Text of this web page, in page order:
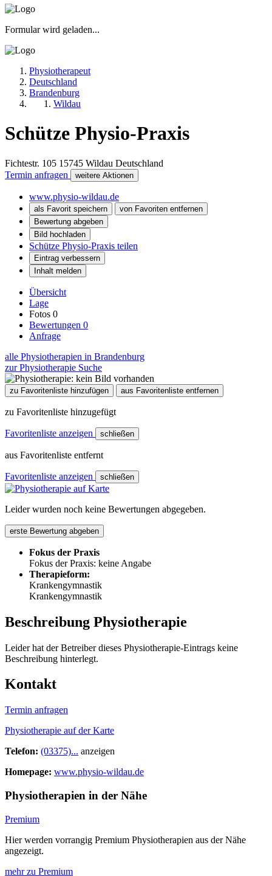
Formular wird geladen...
Physiotherapeut
Deutschland
Brandenburg
Wildau
Schütze Physio-Praxis
Fichtestr. 105 15745 Wildau Deutschland
Termin anfragen
weitere Aktionen
www.physio-wildau.de
als Favorit speichern
von Favoriten entfernen
Bewertung abgeben
Bild hochladen
Schütze Physio-Praxis teilen
Eintrag verbessern
Inhalt melden
Übersicht
Lage
Fotos 0
Bewertungen 0
Anfrage
alle Physiotherapien in Brandenburg
zur Physiotherapie Suche
zu Favoritenliste hinzufügen aus Favoritenliste entfernen
zu Favoritenliste hinzugefügt
Favoritenliste anzeigen schließen
aus Favoritenliste entfernt
Favoritenliste anzeigen schließen
Leider wurden noch keine Bewertungen abgegeben.
erste Bewertung abgeben
Fokus der Praxis
Fokus der Praxis: keine Angabe
Therapieform:
Krankengymnastik
Krankengymnastik
Beschreibung Physiotherapie
Leider hat der Betreiber dieses Physiotherapie-Eintrags keine
Beschreibung hinterlegt.
Kontakt
Termin anfragen
Physiotherapie auf der Karte
Telefon: (03375)... anzeigen
Homepage: www.physio-wildau.de
Physiotherapien in der Nähe
Premium
Hier werden vorrangig Premium Physiotherapien aus der Nähe
angezeigt.
mehr zu Premium